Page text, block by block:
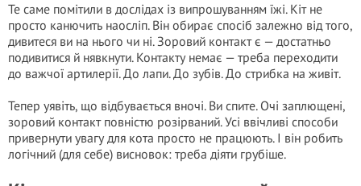
Те саме помітили в дослідах із випрошуванням їжі. Кіт не
просто канючить наосліп. Він обирає спосіб залежно від того,
дивитеся ви на нього чи ні. Зоровий контакт є — достатньо
подивитися й нявкнути. Контакту немає — треба переходити
до важчої аpтилеpії. До лапи. До зубів. До стрибка на живіт.
Тепер уявіть, що відбувається вночі. Ви спите. Очі заплющені,
зоровий контакт повністю розірваний. Усі ввічливі способи
привернути увагу для кота просто не працюють. І він робить
логічний (для себе) висновок: треба діяти грубіше.